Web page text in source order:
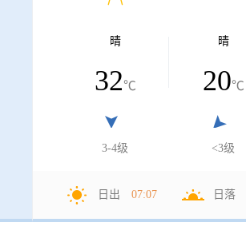
晴
32℃
3-4级
晴
20℃
<3级
日出 07:07 日落